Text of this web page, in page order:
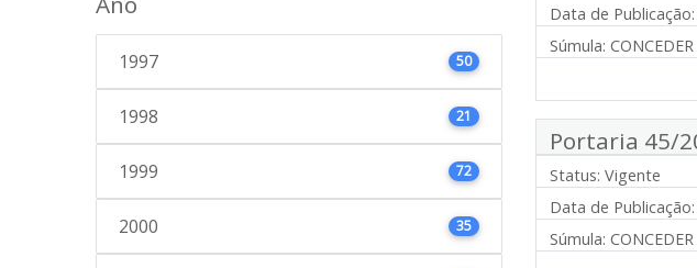
1997 50
1998 21
1999 72
2000 35
Data de Publicação:
Súmula:
Portaria 45/
Status: Vigente
Data de Publicação:
Súmula: